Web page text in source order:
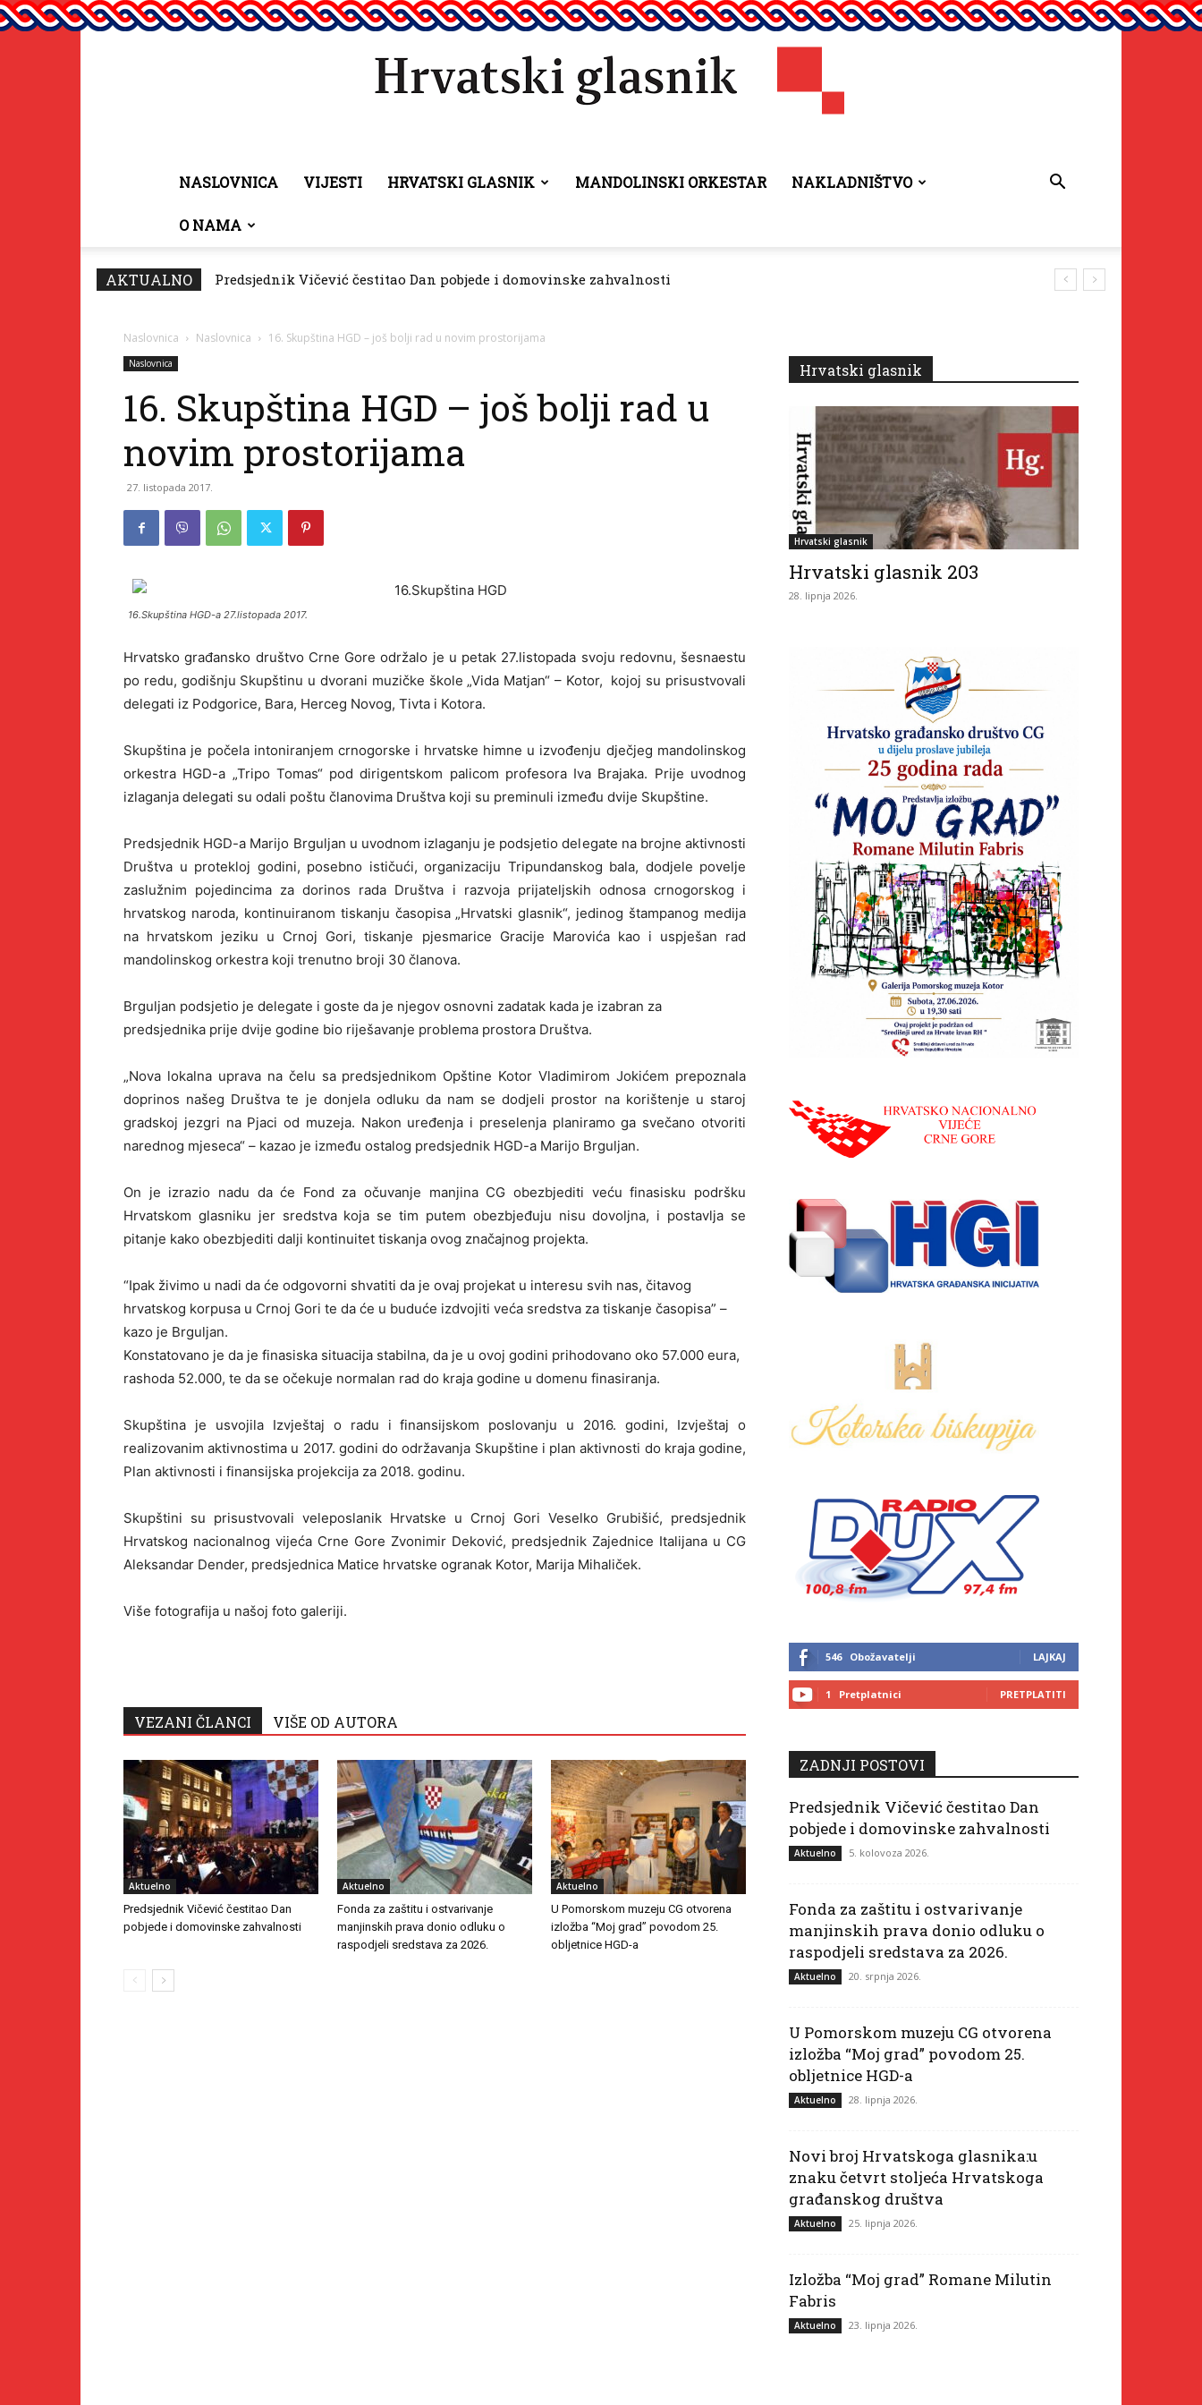
NASLOVNICA VIJESTI HRVATSKI GLASNIK MANDOLINSKI ORKESTAR NAKLADNIŠTVO
O NAMA
AKTUALNO Predsjednik Vičević čestitao Dan pobjede i domovinske zahvalnosti
Fonda za zaštitu i ostvarivanje manjinskih prava donio odluku o raspodjeli sredstava za 2026.
Naslovnica Naslovnica 16. Skupština HGD – još bolji rad u novim prostorijama
Naslovnica
16. Skupština HGD – još bolji rad u
novim prostorijama
27. listopada 2017.
16.Skupština HGD-a 27.listopada 2017.
Hrvatsko građansko društvo Crne Gore održalo je u petak 27.listopada svoju redovnu, šesnaestu
po redu, godišnju Skupštinu u dvorani muzičke škole „Vida Matjan“ – Kotor, kojoj su prisustvovali
delegati iz Podgorice, Bara, Herceg Novog, Tivta i Kotora.
Skupština je počela intoniranjem crnogorske i hrvatske himne u izvođenju dječjeg mandolinskog
orkestra HGD-a „Tripo Tomas“ pod dirigentskom palicom profesora Iva Brajaka. Prije uvodnog
izlaganja delegati su odali poštu članovima Društva koji su preminuli između dvije Skupštine.
Predsjednik HGD-a Marijo Brguljan u uvodnom izlaganju je podsjetio delegate na brojne aktivnosti
Društva u protekloj godini, posebno ističući, organizaciju Tripundanskog bala, dodjele povelje
zaslužnim pojedincima za dorinos rada Društva i razvoja prijateljskih odnosa crnogorskog i
hrvatskog naroda, kontinuiranom tiskanju časopisa „Hrvatski glasnik“, jedinog štampanog medija
na hrvatskom jeziku u Crnoj Gori, tiskanje pjesmarice Gracije Marovića kao i uspješan rad
mandolinskog orkestra koji trenutno broji 30 članova.
Brguljan podsjetio je delegate i goste da je njegov osnovni zadatak kada je izabran za
predsjednika prije dvije godine bio riješavanje problema prostora Društva.
„Nova lokalna uprava na čelu sa predsjednikom Opštine Kotor Vladimirom Jokićem prepoznala
doprinos našeg Društva te je donjela odluku da nam se dodjeli prostor na korištenje u staroj
gradskoj jezgri na Pjaci od muzeja. Nakon uređenja i preselenja planiramo ga svečano otvoriti
narednog mjeseca“ – kazao je između ostalog predsjednik HGD-a Marijo Brguljan.
On je izrazio nadu da će Fond za očuvanje manjina CG obezbjediti veću finasisku podršku
Hrvatskom glasniku jer sredstva koja se tim putem obezbjeđuju nisu dovoljna, i postavlja se
pitanje kako obezbjediti dalji kontinuitet tiskanja ovog značajnog projekta.
“Ipak živimo u nadi da će odgovorni shvatiti da je ovaj projekat u interesu svih nas, čitavog
hrvatskog korpusa u Crnoj Gori te da će u buduće izdvojiti veća sredstva za tiskanje časopisa” –
kazo je Brguljan.
Konstatovano je da je finasiska situacija stabilna, da je u ovoj godini prihodovano oko 57.000 eura,
rashoda 52.000, te da se očekuje normalan rad do kraja godine u domenu finasiranja.
Skupština je usvojila Izvještaj o radu i finansijskom poslovanju u 2016. godini, Izvještaj o
realizovanim aktivnostima u 2017. godini do održavanja Skupštine i plan aktivnosti do kraja godine,
Plan aktivnosti i finansijska projekcija za 2018. godinu.
Skupštini su prisustvovali veleposlanik Hrvatske u Crnoj Gori Veselko Grubišić, predsjednik
Hrvatskog nacionalnog vijeća Crne Gore Zvonimir Deković, predsjednik Zajednice Italijana u CG
Aleksandar Dender, predsjednica Matice hrvatske ogranak Kotor, Marija Mihaliček.
Više fotografija u našoj foto galeriji.
VEZANI ČLANCI VIŠE OD AUTORA
Aktuelno
Predsjednik Vičević čestitao Dan
pobjede i domovinske zahvalnosti
Aktuelno
Fonda za zaštitu i ostvarivanje
manjinskih prava donio odluku o
raspodjeli sredstava za 2026.
Aktuelno
U Pomorskom muzeju CG otvorena
izložba “Moj grad” povodom 25.
obljetnice HGD-a
Hrvatski glasnik
Hrvatski glasnik
Hrvatski glasnik 203
28. lipnja 2026.
546 Obožavatelji LAJKAJ
1 Pretplatnici PRETPLATITI
ZADNJI POSTOVI
Predsjednik Vičević čestitao Dan
pobjede i domovinske zahvalnosti
Aktuelno 5. kolovoza 2026.
Fonda za zaštitu i ostvarivanje
manjinskih prava donio odluku o
raspodjeli sredstava za 2026.
Aktuelno 20. srpnja 2026.
U Pomorskom muzeju CG otvorena
izložba “Moj grad” povodom 25.
obljetnice HGD-a
Aktuelno 28. lipnja 2026.
Novi broj Hrvatskoga glasnika:u
znaku četvrt stoljeća Hrvatskoga
građanskog društva
Aktuelno 25. lipnja 2026.
Izložba “Moj grad” Romane Milutin
Fabris
Aktuelno 23. lipnja 2026.